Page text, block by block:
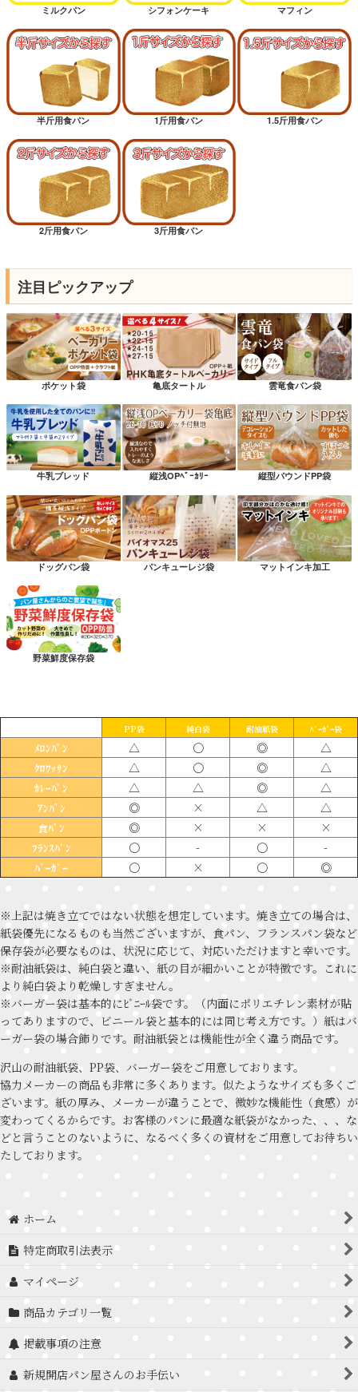
ミルクパン シフォンケーキ マフィン
半斤用食パン 1斤用食パン 1.5斤用食パン
2斤用食パン 3斤用食パン
注目ピックアップ
ポケット袋 亀底タートル 雲竜食パン袋
牛乳ブレッド 縦浅OPﾍﾞｰｶﾘｰ 縦型パウンドPP袋
ドッグパン袋 パンキューレジ袋 マットインキ加工
野菜鮮度保存袋
PP袋 純白袋 耐油紙袋 ﾊﾞｰｶﾞｰ袋
ﾒﾛﾝﾊﾟﾝ △ 〇 ◎ △
ｸﾛﾜｯｻﾝ △ 〇 ◎ △
ｶﾚｰﾊﾟﾝ △ △ ◎ △
ｱﾝﾊﾟﾝ ◎ × △ △
食ﾊﾟﾝ ◎ × × ×
ﾌﾗﾝｽﾊﾟﾝ 〇 - 〇 -
ﾊﾞｰｶﾞｰ 〇 × 〇 ◎
※上記は焼き立てではない状態を想定しています。焼き立ての場合は、
紙袋優先になるものも当然ございますが、食パン、フランスパン袋など
保存袋が必要なものは、状況に応じて、対応いただけますと幸いです。
※耐油紙袋は、純白袋と違い、紙の目が細かいことが特徴です。これに
より純白袋より乾燥しすぎません。
※バーガー袋は基本的にﾋﾞﾆｰﾙ袋です。（内面にポリエチレン素材が貼
ってありますので、ビニール袋と基本的には同じ考え方です。）紙はバ
ーガー袋の場合飾りです。耐油紙袋とは機能性が全く違う商品です。
沢山の耐油紙袋、PP袋、バーガー袋をご用意しております。
協力メーカーの商品も非常に多くあります。似たようなサイズも多くご
ざいます。紙の厚み、メーカーが違うことで、微妙な機能性（食感）が
変わってくるからです。お客様のパンに最適な紙袋がなかった、、、な
どと言うことのないように、なるべく多くの資材をご用意してお待ちい
たしております。
ホーム
特定商取引法表示
マイページ
商品カテゴリ一覧
掲載事項の注意
新規開店パン屋さんのお手伝い